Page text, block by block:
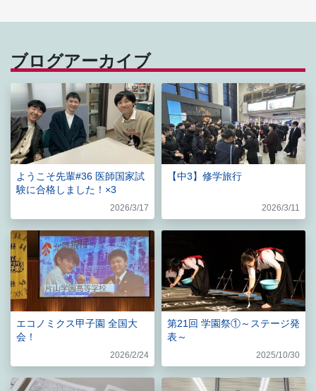
ブログアーカイブ
ようこそ先輩#36 医師国家試
験に合格しました！×3
2026/3/17
【中3】修学旅行
2026/3/11
エコノミクス甲子園 全国大
会！
2026/2/24
第21回 学園祭①～ステージ発
表～
2025/10/30